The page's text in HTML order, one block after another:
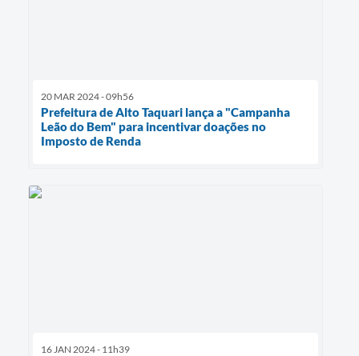
20 MAR 2024 - 09h56
Prefeitura de Alto Taquari lança a "Campanha
Leão do Bem" para incentivar doações no
Imposto de Renda
16 JAN 2024 - 11h39